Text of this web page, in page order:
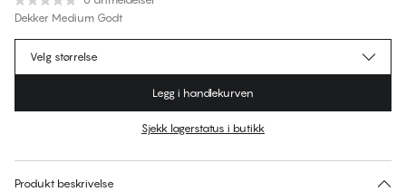
Dekker Medium Godt
kr 419,00Ordinær pris
Ingen forslag til størrelse på dette produktet
Velg størrelse
Legg i handlekurven
Sjekk lagerstatus i butikk
Produkt beskrivelse